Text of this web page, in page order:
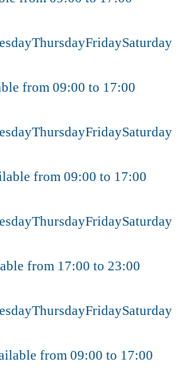
ThursdayFridaySaturday
from 09:00 to 17:00
ThursdayFridaySaturday
from 09:00 to 17:00
ThursdayFridaySaturday
from 17:00 to 23:00
ThursdayFridaySaturday
from 09:00 to 17:00